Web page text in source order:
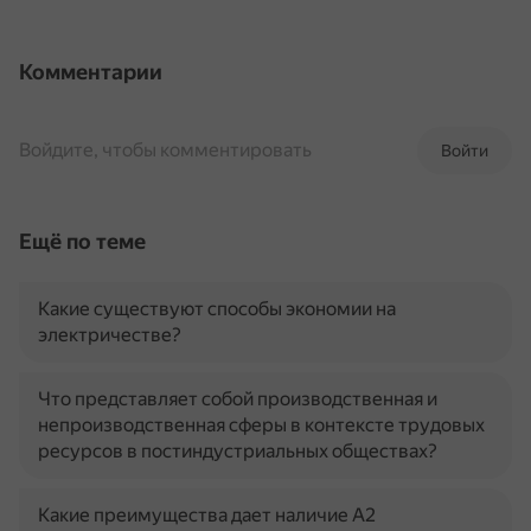
Комментарии
Войти
Войдите, чтобы комментировать
Ещё по теме
Какие существуют способы экономии на
электричестве?
Что представляет собой производственная и
непроизводственная сферы в контексте трудовых
ресурсов в постиндустриальных обществах?
Какие преимущества дает наличие A2